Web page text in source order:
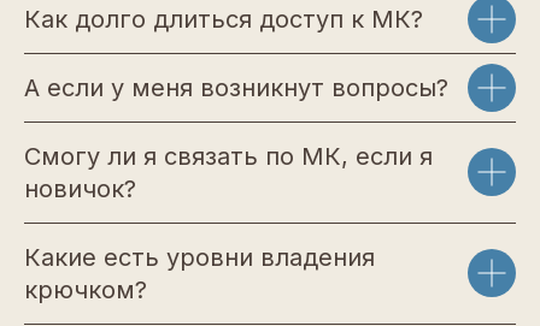
Как долго длиться доступ к МК?
А если у меня возникнут вопросы?
Смогу ли я связать по МК, если я
новичок?
Какие есть уровни владения
крючком?